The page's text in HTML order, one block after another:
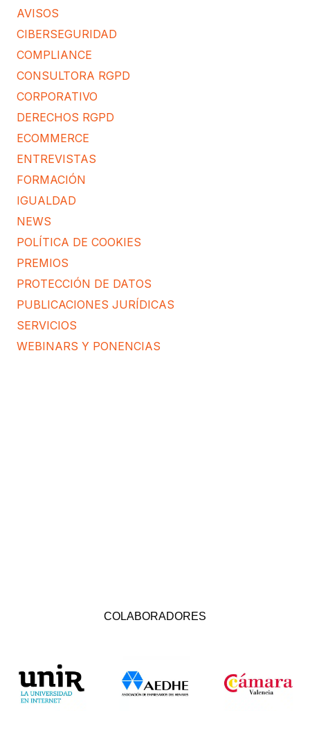
AVISOS
CIBERSEGURIDAD
COMPLIANCE
CONSULTORA RGPD
CORPORATIVO
DERECHOS RGPD
ECOMMERCE
ENTREVISTAS
FORMACIÓN
IGUALDAD
NEWS
POLÍTICA DE COOKIES
PREMIOS
PROTECCIÓN DE DATOS
PUBLICACIONES JURÍDICAS
SERVICIOS
WEBINARS Y PONENCIAS
COLABORADORES